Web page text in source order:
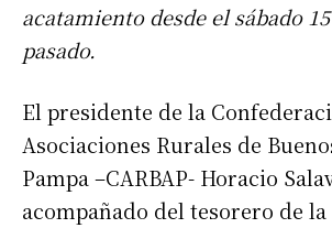
acatamiento desde el sábado
pasado.
El presidente de la
Asociaciones Rurales de
Pampa –CARBAP- Horacio
acompañado del tesorero de